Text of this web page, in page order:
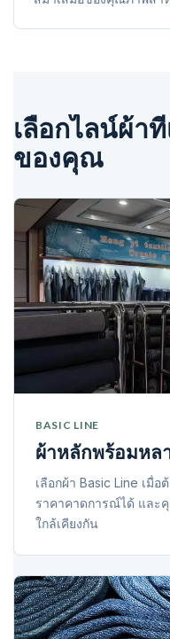
เลือกไลน์ผ้า
ของคุณ
BASIC LINE
ผ้าหลักพร้อมหล
เลือกผ้า Basic Line เมื่
ราคาคาดการณ์ได้ และ
ใกล้เคียงกัน